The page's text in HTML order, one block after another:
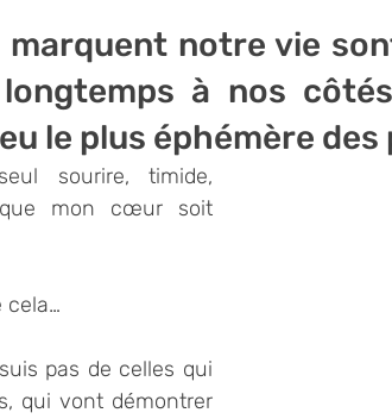
marquent notre vie
à nos
le plus éphémère des
sourire, timide,
mon cœur soit
cela…
pas de celles qui
qui vont démontrer